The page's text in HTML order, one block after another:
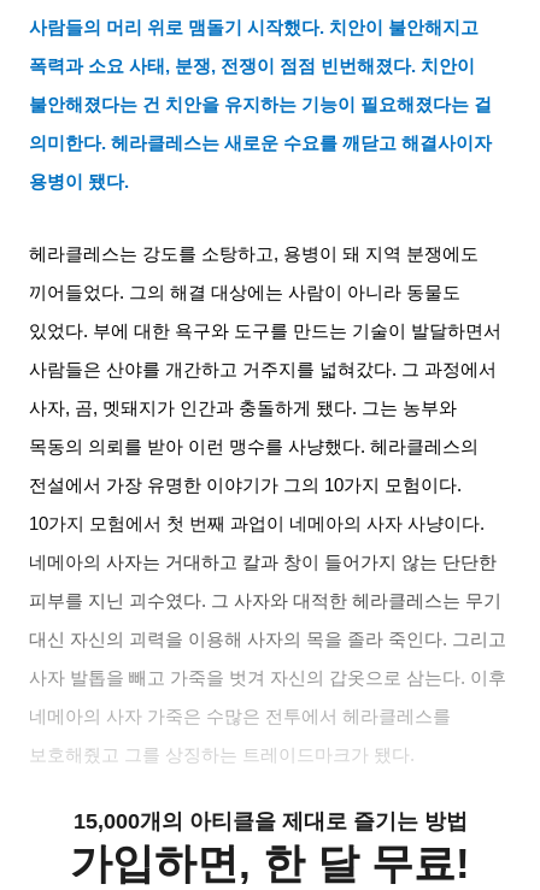
사람들의 머리 위로 맴돌기 시작했다.치안이 불안해지고
폭력과 소요 사태 , 분쟁, 전쟁이 점점 빈번해졌다.치안이
불안해졌다는 건 치안을 유지하는 기능이 필요해졌다는 걸
의미한다.헤라클레스는 새로운 수요를 깨닫고 해결사이자
용병이 됐다.
헤라클레스는 강도를 소탕하고, 용병이 돼 지역 분쟁에도
끼어들었다. 그의 해결 대상에는 사람이 아니라 동물도
있었다. 부에 대한 욕구와 도구를 만드는 기술이 발달하면서
사람들은 산야를 개간하고 거주지를 넓혀갔다. 그 과정에서
사자, 곰, 멧돼지가 인간과 충돌하게 됐다. 그는 농부와
목동의 의뢰를 받아 이런 맹수를 사냥했다.헤라클레스의
전설에서 가장 유명한 이야기가 그의 10가지 모험이다.
10가지 모험에서 첫 번째 과업이 네메아의 사자 사냥이다.
네메아의 사자는 거대하고 칼과 창이 들어가지 않는 단단한
피부를 지닌 괴수였다. 그 사자와 대적한 헤라클레스는 무기
대신 자신의 괴력을 이용해 사자의 목을 졸라 죽인다. 그리고
사자 발톱을 빼고 가죽을 벗겨 자신의 갑옷으로 삼는다. 이후
네메아의 사자 가죽은 수많은 전투에서 헤라클레스를
보호해줬고 그를 상징하는 트레이드마크가 됐다.
15,000개의 아티클을 제대로 즐기는 방법
가입하면, 한 달 무료!